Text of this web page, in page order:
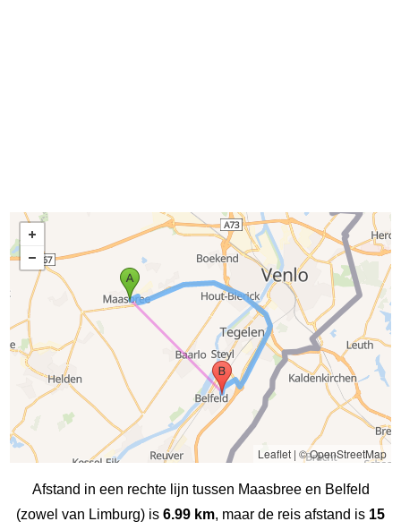
Leaflet| © OpenStreetMap
Afstand in een rechte lijn tussen Maasbree en Belfeld
(zowel van Limburg) is 6.99 km, maar de reis afstand is 15